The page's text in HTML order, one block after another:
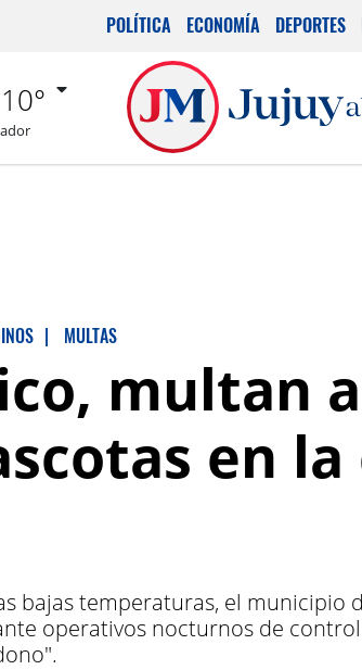
POLÍTICA ECONOMÍA DEPORTES
10°
| MULTAS
multan
en
bajas temperaturas, el
operativos nocturnos de